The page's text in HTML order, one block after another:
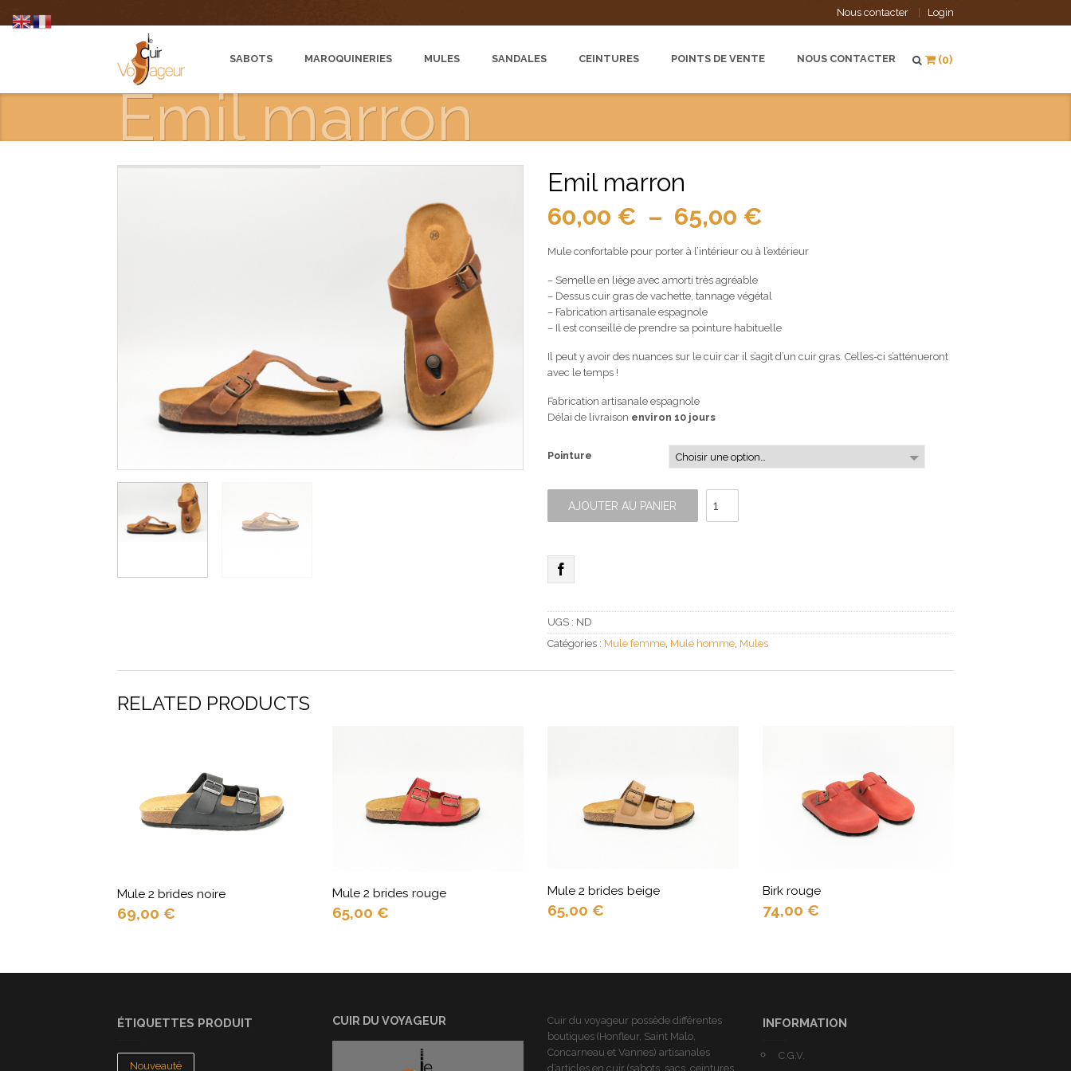
Nous contacter Login
SABOTS MAROQUINERIES MULES SANDALES CEINTURES POINTS DE VENTE NOUS CONTACTER (0)
Emil marron
Emil marron
60,00 € – 65,00 €
prix :
60,00 €
65,00 €
Mule confortable pour porter à l’intérieur ou à l’extérieur
– Semelle en liège avec amorti très agréable
– Dessus cuir gras de vachette, tannage végétal
– Fabrication artisanale espagnole
– Il est conseillé de prendre sa pointure habituelle
Il peut y avoir des nuances sur le cuir car il s’agit d’un cuir gras. Celles-ci s’atténueront
avec le temps !
Fabrication artisanale espagnole
Délai de livraison environ 10 jours
Pointure
AJOUTER AU PANIER
quantité
Emil
UGS : ND
Catégories : Mule femme, Mule homme, Mules
RELATED PRODUCTS
Mule 2 brides noire
69,00 €
Mule 2 brides rouge
65,00 €
Mule 2 brides beige
65,00 €
Birk rouge
74,00 €
ÉTIQUETTES PRODUIT
Nouveauté
CUIR DU VOYAGEUR
Cuir du voyageur possède différentes
boutiques (Honfleur, Saint Malo,
Concarneau et Vannes) artisanales
d’articles en cuir (sabots, sacs, ceintures,
INFORMATION
C.G.V.